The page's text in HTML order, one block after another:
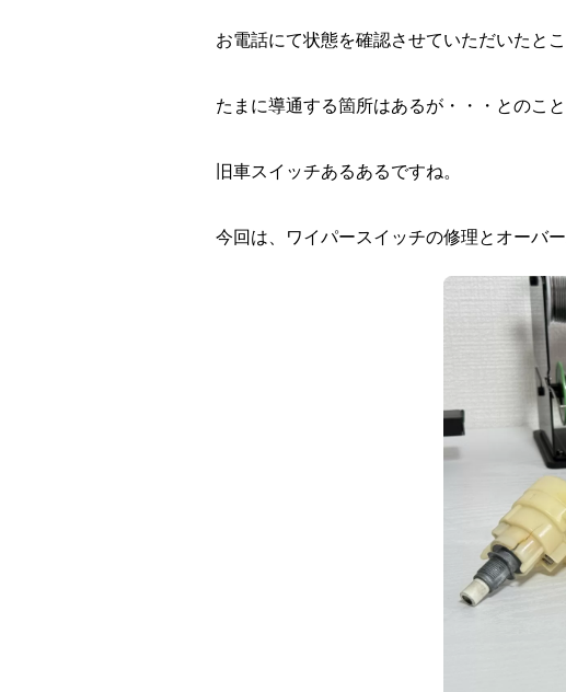
お電話にて状態を確認させていただいたと
たまに導通する箇所はあるが・・・とのこと
旧車スイッチあるあるですね。
今回は、ワイパースイッチの修理とオーバ